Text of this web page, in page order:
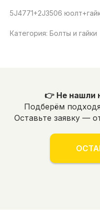
5J4771+2J3506
Категория: Болты и гайки
👉 Не нашли
Подберём
Оставьте заявку —